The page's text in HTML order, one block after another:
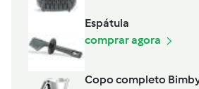
Espátula
comprar agora
Copo completo